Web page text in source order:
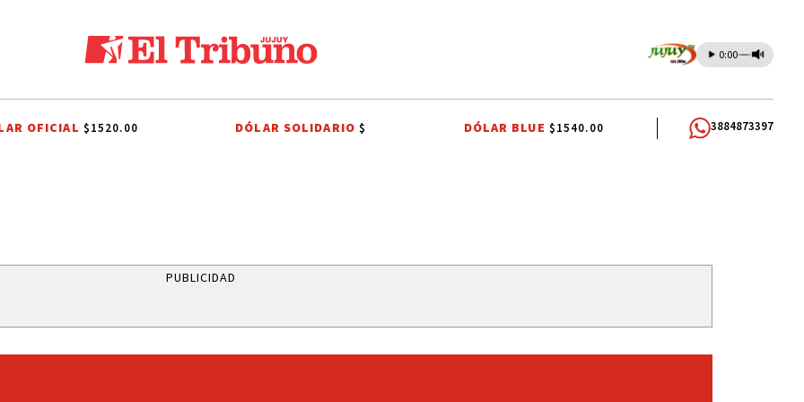
0:00
LIGA PROFESIONAL INTERNA JUSTICIALISTA INTERNA JUSTICIALISTA INTERNA JUSTICIALISTA
OFICIAL $1520.00 DÓLAR SOLIDARIO$ DÓLAR BLUE $1540.00 3884873397
PUBLICIDAD